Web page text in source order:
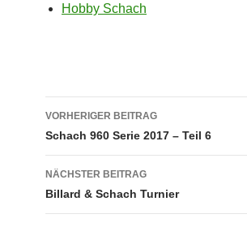
Hobby Schach
Beitragsnavigation
VORHERIGER BEITRAG
Schach 960 Serie 2017 – Teil 6
NÄCHSTER BEITRAG
Billard & Schach Turnier